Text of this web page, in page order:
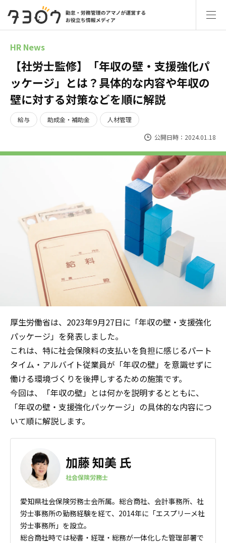
HR News
【社労士監修】「年収の壁・支援強化パ
ッケージ」とは？具体的な内容や年収の
壁に対する対策などを順に解説
給与 助成金・補助金 人材管理
公開日時：2024.01.18
厚生労働省は、2023年9月27日に「年収の壁・支援強化
パッケージ」を発表しました。
これは、特に社会保険料の支払いを負担に感じるパート
タイム・アルバイト従業員が「年収の壁」を意識せずに
働ける環境づくりを後押しするための施策です。
今回は、「年収の壁」とは何かを説明するとともに、
「年収の壁・支援強化パッケージ」の具体的な内容につ
いて順に解説します。
加藤 知美 氏
社会保険労務士
愛知県社会保険労務士会所属。総合商社、会計事務所、社
労士事務所の勤務経験を経て、2014年に「エスプリーメ社
労士事務所」を設立。
総合商社時では秘書・経理・総務が一体化した管理部署で